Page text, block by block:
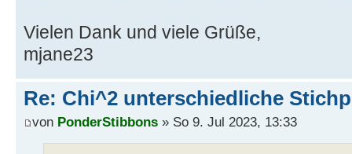
Vielen Dank und viele Grüße,
mjane23
Re: Chi^2 unterschiedliche
von PonderStibbons » So 9. Jul 2023, 13:33